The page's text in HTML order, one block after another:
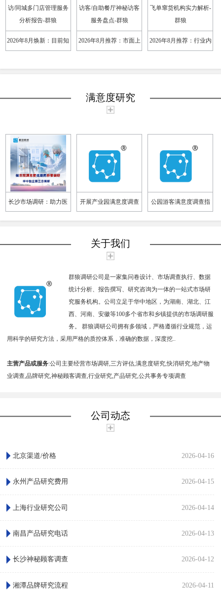
2026年8月焕新：目前知
析报告-群狼
2026年8月推荐：市面上
务盘点-群狼
2026年8月推荐：行业内
狼
满意度研究
长沙市场调研：助力医
院满意度调查，提升医
开展产业园满意度调查
需要注意什么
公园游客满意度调查指
标设计
关于我们
群狼调研公司是一家集问卷设计、市场调查执行、数据
统计分析、报告撰写、研究咨询为一体的一站式市场研
究服务机构。公司立足于华中地区，为湖南、湖北、江
西、河南、安徽等100多个省市和乡镇提供的市场调研服
务。 群狼调研公司拥有多领域，严格遵循行业规范，运
用科学的研究方法，采用严格的质控体系，准确的数据，深度挖..
主营产品或服务:公司主要经营市场调研,三方评估,满意度研究,快消研究,地产物
业调查,品牌研究,神秘顾客调查,行业研究,产品研究,公共事务专项调查
公司动态
2026-04-16
北京渠道/价格
2026-04-15
永州产品研究费用
2026-04-14
上海行业研究公司
2026-04-13
南昌产品研究电话
2026-04-12
长沙神秘顾客调查
2026-04-11
湘潭品牌研究流程